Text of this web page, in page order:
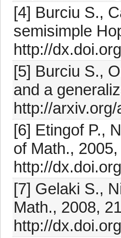
[4] Burciu S.,
semisimple
http://
[5] Burciu S.,
and a
http://
[6] Etingof P.,
of Math.,
http://
[7] Gelaki S.,
Math., 2008,
http://